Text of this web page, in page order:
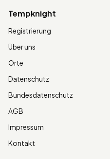
Tempknight
Registrierung
Über uns
Orte
Datenschutz
Bundesdatenschutz
AGB
Impressum
Kontakt